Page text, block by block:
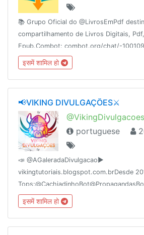
📚 Grupo Oficial do @LivrosEmPdf
compartilhamento de Livros Digitais,
Epub.Combot: combot.org/chat/-
@AudioLivros👥 @MundoDaMusica👥
@OlhoDeDeus Fundação dia: 16/11/2016
इसमें शामिल हो
📢VIKING DIVULGAÇÕES⚔
@VikingDivulgacoes
portuguese
📣 @AGaleradaDivulgacao►
vikingtutoriais.blogspot.com.brDesde
इसमें शामिल हो